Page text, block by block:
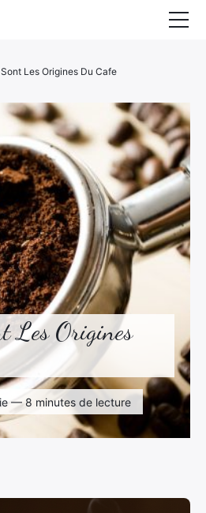
Les Origines
— 8 minutes de lecture
Les Origines Du Cafe